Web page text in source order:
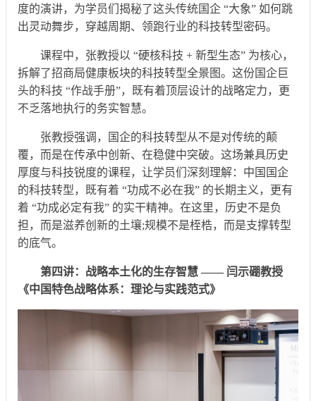
度的演讲，为学员们揭秘了这头传统国企 “大象” 如何跳
出灵动舞步，穿越周期、领跑行业的科技转型密码。
课程中，张教授以 “硬核科技 + 新型生态” 为核心，
拆解了招商局健康板块的科技转型全景图。这份国企巨
头的科技 “作战手册”，既有着顶层设计的战略定力，更
不乏落地执行的务实智慧。
张教授强调，国企的科技转型从不是对传统的颠
覆，而是在传承中创新、在稳健中突破。这场兼具历史
厚度与科技锐度的课程，让学员们深刻理解：中国国企
的科技转型，既有着 “功成不必在我” 的长期主义，更有
着 “功成必定有我” 的实干精神。在这里，历史不是负
担，而是滋养创新的土壤;规模不是桎梏，而是支撑转型
的底气。
第四讲：战略本土化的生存智慧 —— 闫示硼教授
《中国特色战略体系：理论与实践范式》